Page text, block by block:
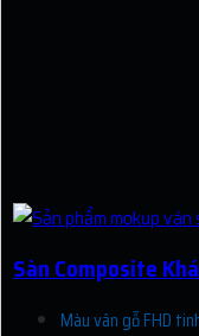
Sàn Composite
Màu vân gỗ FHD